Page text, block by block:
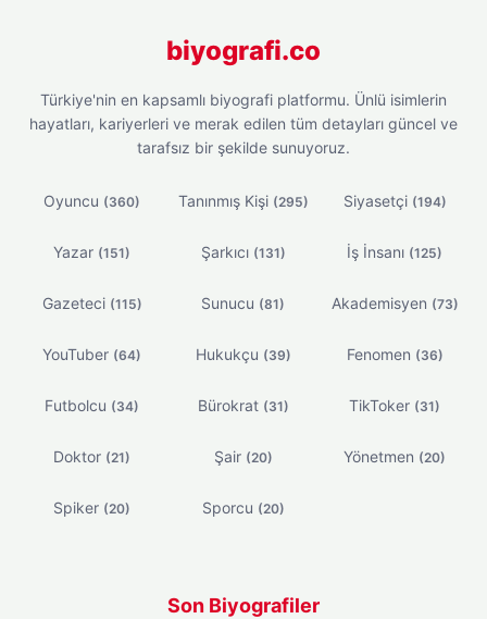
biyografi.co
Türkiye'nin en kapsamlı biyografi platformu. Ünlü isimlerin
hayatları, kariyerleri ve merak edilen tüm detayları güncel ve
tarafsız bir şekilde sunuyoruz.
Oyuncu (360) Tanınmış Kişi (295) Siyasetçi (194)
Yazar (151) Şarkıcı (131) İş İnsanı (125)
Gazeteci (115) Sunucu (81) Akademisyen (73)
YouTuber (64) Hukukçu (39) Fenomen (36)
Futbolcu (34) Bürokrat (31) TikToker (31)
Doktor (21) Şair (20) Yönetmen (20)
Spiker (20) Sporcu (20)
Son Biyografiler